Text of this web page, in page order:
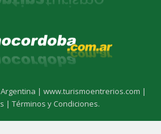
Argentina |www.turismoentrerios.com |
|Términos y Condiciones.